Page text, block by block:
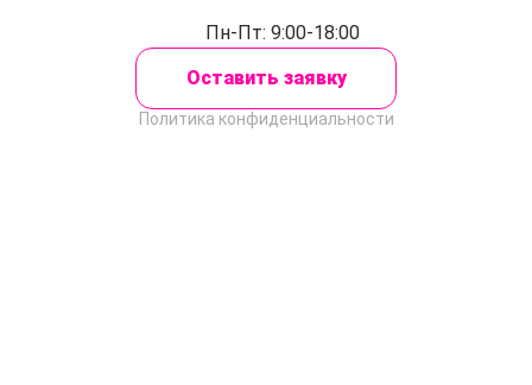
Пн-Пт: 9:00-18:00
Оставить заявку
Политика конфиденциальности